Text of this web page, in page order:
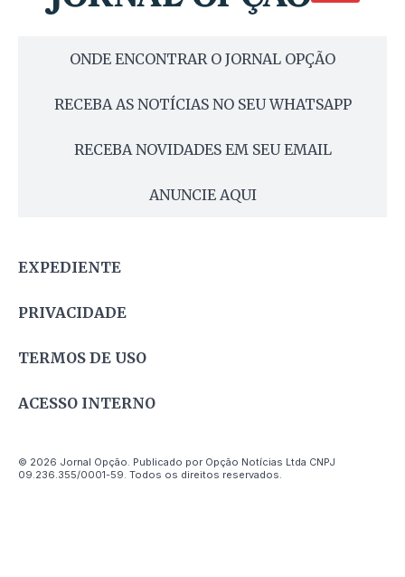
ONDE ENCONTRAR O JORNAL OPÇÃO
RECEBA AS NOTÍCIAS NO SEU WHATSAPP
RECEBA NOVIDADES EM SEU EMAIL
ANUNCIE AQUI
EXPEDIENTE
PRIVACIDADE
TERMOS DE USO
ACESSO INTERNO
© 2026 Jornal Opção. Publicado por Opção Notícias Ltda CNPJ
09.236.355/0001-59. Todos os direitos reservados.